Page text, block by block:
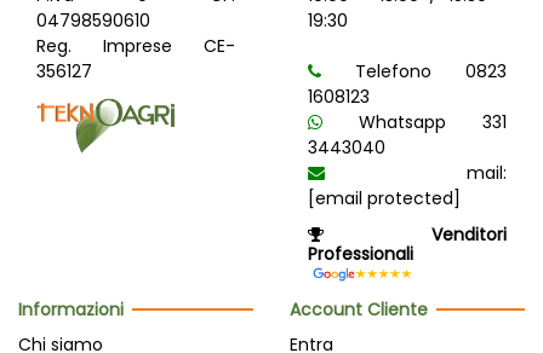
04798590610
Reg. Imprese CE-
356127
19:30
Telefono 0823
1608123
Whatsapp 331
3443040
mail:
[email protected]
Venditori
Professionali
Informazioni
Chi siamo
Account Cliente
Entra